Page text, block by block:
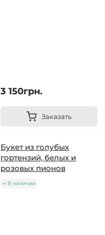
3 150грн.
Заказать
Букет из голубых
гортензий, белых и
розовых пионов
В наличии